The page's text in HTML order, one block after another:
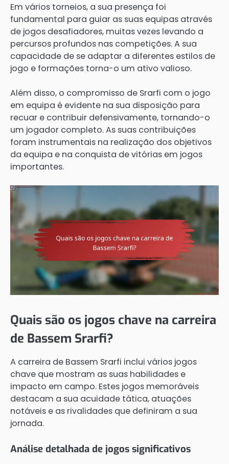
Em vários torneios, a sua presença foi
fundamental para guiar as suas equipas através
de jogos desafiadores, muitas vezes levando a
percursos profundos nas competições. A sua
capacidade de se adaptar a diferentes estilos de
jogo e formações torna-o um ativo valioso.
Além disso, o compromisso de Srarfi com o jogo
em equipa é evidente na sua disposição para
recuar e contribuir defensivamente, tornando-o
um jogador completo. As suas contribuições
foram instrumentais na realização dos objetivos
da equipa e na conquista de vitórias em jogos
importantes.
Quais são os jogos chave na carreira
de Bassem Srarfi?
A carreira de Bassem Srarfi inclui vários jogos
chave que mostram as suas habilidades e
impacto em campo. Estes jogos memoráveis
destacam a sua acuidade tática, atuações
notáveis e as rivalidades que definiram a sua
jornada.
Análise detalhada de jogos significativos